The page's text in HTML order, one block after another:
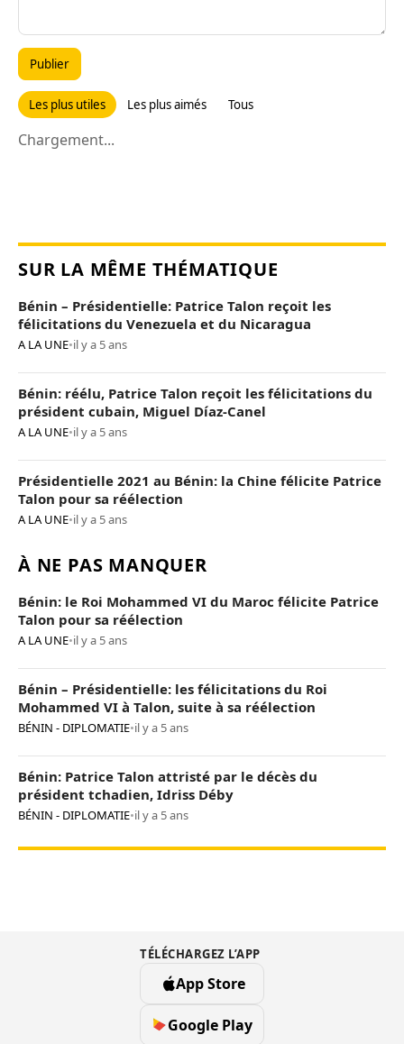
Publier
Les plus utiles Les plus aimés Tous
Chargement...
SUR LA MÊME THÉMATIQUE
Bénin – Présidentielle: Patrice Talon reçoit les
félicitations du Venezuela et du Nicaragua
A LA UNE•il y a 5 ans
Bénin: réélu, Patrice Talon reçoit les félicitations du
président cubain, Miguel Díaz-Canel
A LA UNE•il y a 5 ans
Présidentielle 2021 au Bénin: la Chine félicite Patrice
Talon pour sa réélection
A LA UNE•il y a 5 ans
À NE PAS MANQUER
Bénin: le Roi Mohammed VI du Maroc félicite Patrice
Talon pour sa réélection
A LA UNE•il y a 5 ans
Bénin – Présidentielle: les félicitations du Roi
Mohammed VI à Talon, suite à sa réélection
BÉNIN - DIPLOMATIE•il y a 5 ans
Bénin: Patrice Talon attristé par le décès du
président tchadien, Idriss Déby
BÉNIN - DIPLOMATIE•il y a 5 ans
TÉLÉCHARGEZ L’APP
App Store
Google Play